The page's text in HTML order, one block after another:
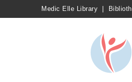
Medic Elle Library